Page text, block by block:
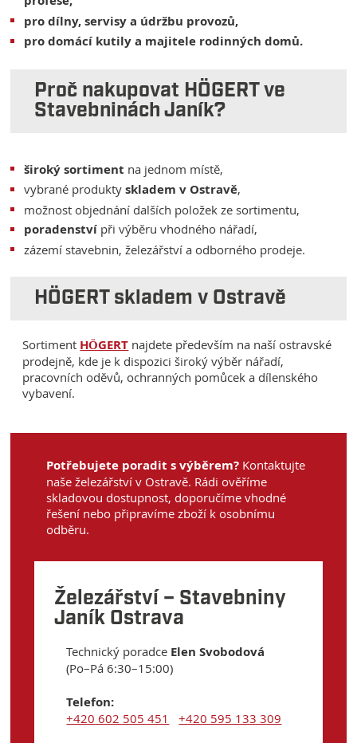
pro dílny, servisy a údržbu provozů,
pro domácí kutily a majitele rodinných domů.
Proč nakupovat HÖGERT ve
Stavebninách Janík?
široký sortiment na jednom místě,
vybrané produktyskladem v Ostravě,
možnost objednání dalších položek ze sortimentu,
poradenství při výběru vhodného nářadí,
zázemí stavebnin, železářství a odborného prodeje.
HÖGERT skladem v Ostravě
Sortiment HÖGERT najdete především na naší ostravské
prodejně, kde je k dispozici široký výběr nářadí,
pracovních oděvů, ochranných pomůcek a dílenského
vybavení.
Potřebujete poradit s výběrem? Kontaktujte
naše železářství v Ostravě. Rádi ověříme
skladovou dostupnost, doporučíme vhodné
řešení nebo připravíme zboží k osobnímu
odběru.
Železářství – Stavebniny
Janík Ostrava
Technický poradce Elen Svobodová
(Po–Pá 6:30–15:00)
Telefon:
+420 602 505 451 +420 595 133 309